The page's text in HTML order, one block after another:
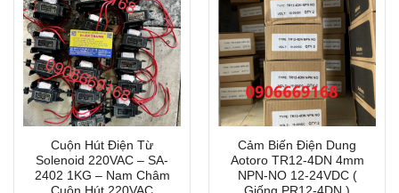
Cuộn Hút Điện Từ
Solenoid 220VAC – SA-
2402 1KG – Nam Châm
Cảm Biến Điện Dung
Aotoro TR12-4DN 4mm
NPN-NO 12-24VDC (